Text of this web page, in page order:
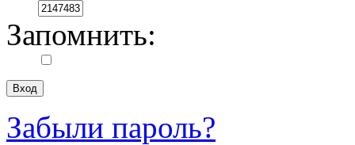
Запомнить:
Забыли пароль?